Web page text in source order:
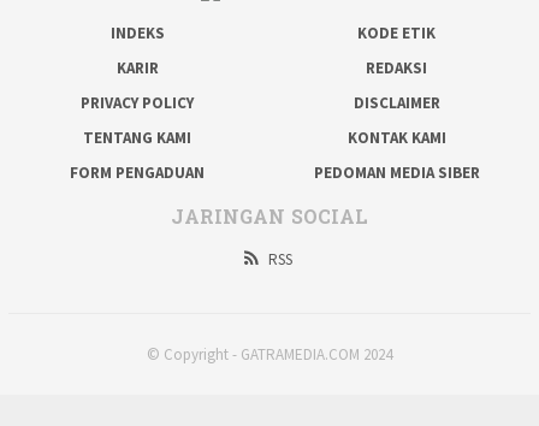
INDEKS
KODE ETIK
KARIR
REDAKSI
PRIVACY POLICY
DISCLAIMER
TENTANG KAMI
KONTAK KAMI
FORM PENGADUAN
PEDOMAN MEDIA SIBER
JARINGAN SOCIAL
RSS
© Copyright - GATRAMEDIA.COM 2024